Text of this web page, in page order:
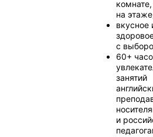
на
вкусное
с
60+
занятий
и